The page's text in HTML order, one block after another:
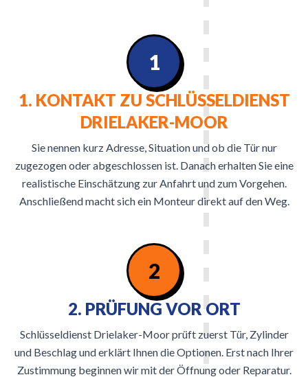
1. KONTAKT ZU SCHLÜSSELDIENST
DRIELAKER-MOOR
Sie nennen kurz Adresse, Situation und ob die Tür nur
zugezogen oder abgeschlossen ist. Danach erhalten Sie eine
realistische Einschätzung zur Anfahrt und zum Vorgehen.
Anschließend macht sich ein Monteur direkt auf den Weg.
1
2
2. PRÜFUNG VOR ORT
Schlüsseldienst Drielaker-Moor prüft zuerst Tür, Zylinder
und Beschlag und erklärt Ihnen die Optionen. Erst nach Ihrer
Zustimmung beginnen wir mit der Öffnung oder Reparatur.